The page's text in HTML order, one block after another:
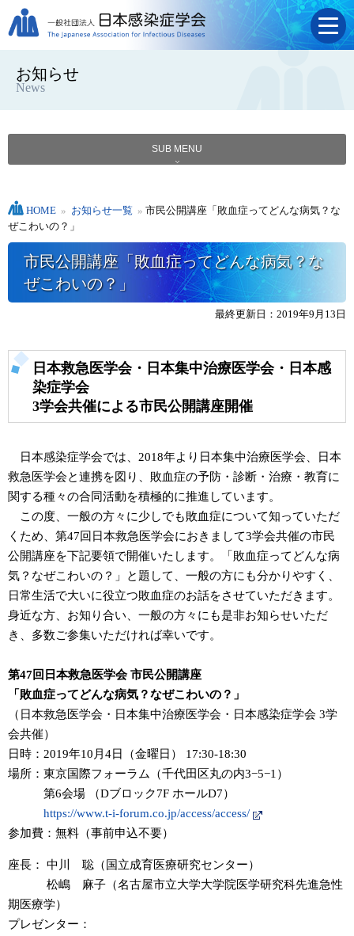
お知らせ
News
SUB MENU
HOME » お知らせ一覧 » 市民公開講座「敗血症ってどんな病気？な
ぜこわいの？」
市民公開講座「敗血症ってどんな病気？な
ぜこわいの？」
最終更新日：2019年9月13日
日本救急医学会・日本集中治療医学会・日本感
染症学会
3学会共催による市民公開講座開催
日本感染症学会では、2018年より日本集中治療医学会、日本
救急医学会と連携を図り、敗血症の予防・診断・治療・教育に
関する種々の合同活動を積極的に推進しています。
この度、一般の方々に少しでも敗血症について知っていただ
くため、第47回日本救急医学会におきまして3学会共催の市民
公開講座を下記要領で開催いたします。「敗血症ってどんな病
気？なぜこわいの？」と題して、一般の方にも分かりやすく、
日常生活で大いに役立つ敗血症のお話をさせていただきます。
身近な方、お知り合い、一般の方々にも是非お知らせいただ
き、多数ご参集いただければ幸いです。
第47回日本救急医学会 市民公開講座
「敗血症ってどんな病気？なぜこわいの？」
（日本救急医学会・日本集中治療医学会・日本感染症学会 3学
会共催）
日時：2019年10月4日（金曜日） 17:30-18:30
場所：東京国際フォーラム（千代田区丸の内3−5−1）
第6会場 （Dブロック7F ホールD7）
https://www.t-i-forum.co.jp/access/access/
参加費：無料（事前申込不要）
座長： 中川 聡（国立成育医療研究センター）
松嶋 麻子（名古屋市立大学大学院医学研究科先進急性
期医療学）
プレゼンター：